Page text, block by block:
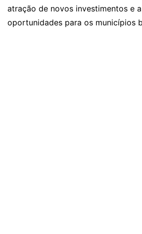
atração de novos investimentos e
oportunidades para os municípios